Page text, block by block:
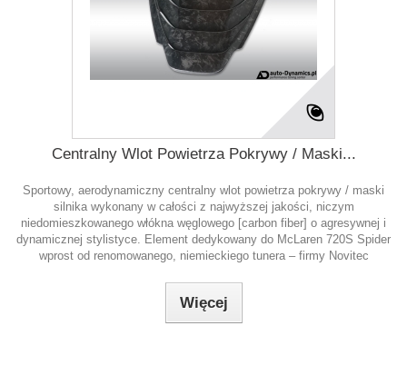
Centralny Wlot Powietrza Pokrywy / Maski...
Sportowy, aerodynamiczny centralny wlot powietrza pokrywy / maski
silnika wykonany w całości z najwyższej jakości, niczym
niedomieszkowanego włókna węglowego [carbon fiber] o agresywnej i
dynamicznej stylistyce. Element dedykowany do McLaren 720S Spider
wprost od renomowanego, niemieckiego tunera – firmy Novitec
Więcej